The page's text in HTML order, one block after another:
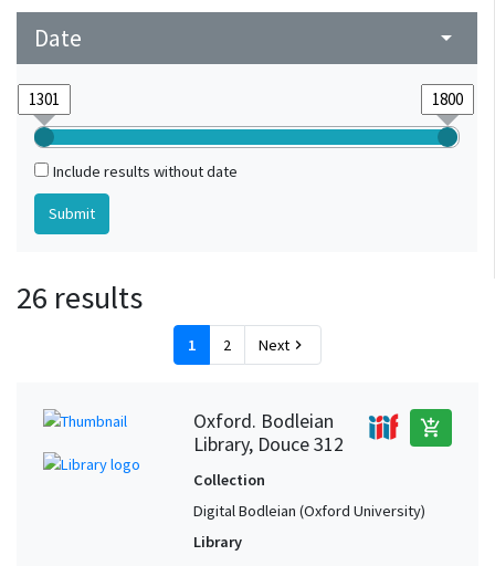
Date arrow_drop_down
Include results without date
26 results
1 2 Next chevron_right
Oxford. Bodleian
Library, Douce 312
add_shopping_cart
Collection
Digital Bodleian (Oxford University)
Library